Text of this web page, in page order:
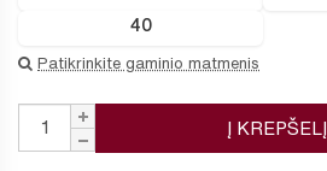
40
Patikrinkite gaminio matmenis
Į KREPŠELĮ